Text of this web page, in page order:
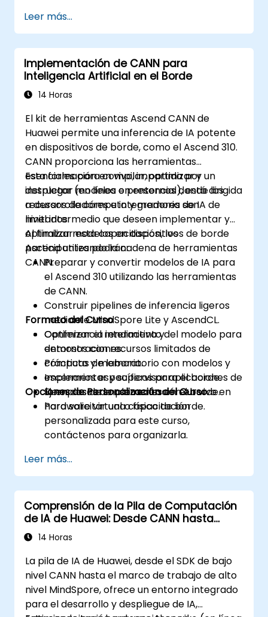
Leer más...
Implementación de CANN para
Inteligencia Artificial en el Borde
14 Horas
El kit de herramientas Ascend CANN de
Huawei permite una inferencia de IA potente
en dispositivos de borde, como el Ascend 310.
CANN proporciona las herramientas
esenciales para compilar, optimizar y
desplegar modelos en entornos donde los
recursos de cómputo y memoria son
limitados.
Esta formación en vivo, impartida por un
instructor (en línea o presencial), está dirigida
a desarrolladores e integradores de IA de
nivel intermedio que deseen implementar y
optimizar modelos en dispositivos de borde
Ascend utilizando la cadena de herramientas
CANN.
Al finalizar esta capacitación, los
participantes podrán:
Preparar y convertir modelos de IA para
el Ascend 310 utilizando las herramientas
de CANN.
Construir pipelines de inferencia ligeros
mediante MindSpore Lite y AscendCL.
Optimizar el rendimiento del modelo para
entornos con recursos limitados de
cómputo y memoria.
Implementar y supervisar aplicaciones de
IA en casos de uso reales en el borde.
Formato del Curso
Conferencia interactiva y
demostraciones.
Prácticas de laboratorio con modelos y
escenarios específicos para el borde.
Ejemplos de implementación en vivo en
hardware virtual o físico de borde.
Opciones de Personalización del Curso
Para solicitar una capacitación
personalizada para este curso,
contáctenos para organizarla.
Leer más...
Comprensión de la Pila de Computación
de IA de Huawei: Desde CANN hasta
MindSpore
14 Horas
La pila de IA de Huawei, desde el SDK de bajo
nivel CANN hasta el marco de trabajo de alto
nivel MindSpore, ofrece un entorno integrado
para el desarrollo y despliegue de IA,